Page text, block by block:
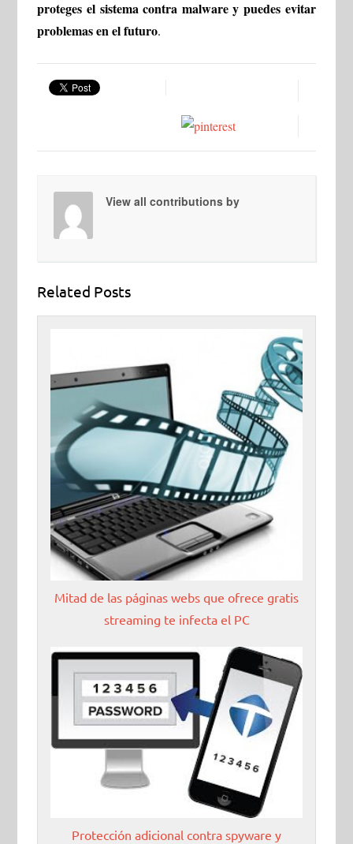
proteges el sistema contra malware y puedes evitar
problemas en el futuro.
View all contributions by
Related Posts
Mitad de las páginas webs que ofrece gratis
streaming te infecta el PC
Protección adicional contra spyware y